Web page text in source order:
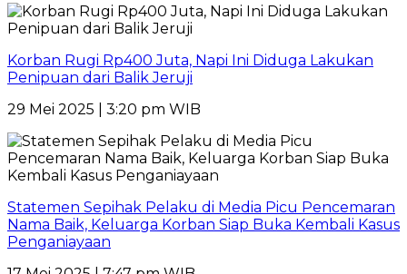
Korban Rugi Rp400 Juta, Napi Ini Diduga Lakukan
Penipuan dari Balik Jeruji
29 Mei 2025 | 3:20 pm WIB
Statemen Sepihak Pelaku di Media Picu Pencemaran
Nama Baik, Keluarga Korban Siap Buka Kembali Kasus
Penganiayaan